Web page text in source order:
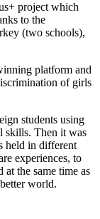
project which
to the
(two schools),
platform and
of girls
students using
skills. Then it was
held in different
experiences, to
the same time as
world.